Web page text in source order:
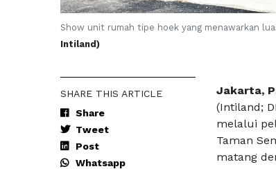
Show unit rumah tipe hoek yang menawarkan
Intiland)
SHARE THIS ARTICLE
Share
Tweet
Post
Whatsapp
Jakarta,
(Intiland;
melalui
Taman
matang